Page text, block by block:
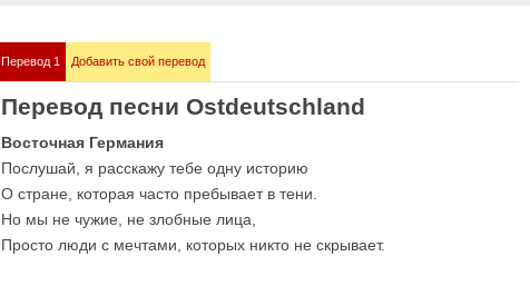
Demis Roussos
Все песни
Перевод 1 Добавить свой перевод
Перевод песни Ostdeutschland
Восточная Германия
Послушай, я расскажу тебе одну историю
О стране, которая часто пребывает в тени.
Но мы не чужие, не злобные лица,
Просто люди с мечтами, которых никто не скрывает.